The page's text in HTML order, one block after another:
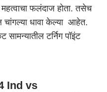
फलंदाज होता. तसेच
चांगल्या धावा केल्या आहेत.
टर्निग पॉइंट
Ind vs